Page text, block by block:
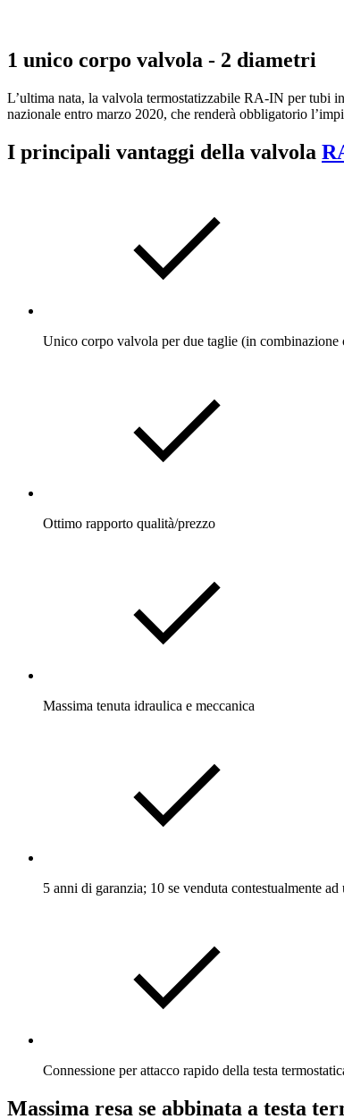
1 unico corpo valvola - 2 diametri
L’ultima nata, la valvola termostatizzabile RA-IN per tubi
nazionale entro marzo 2020, che renderà obbligatorio
I principali vantaggi della valvola
Unico corpo valvola per due taglie (in combinazione
Ottimo rapporto qualità/prezzo
Massima tenuta idraulica e meccanica
5 anni di garanzia; 10 se venduta contestualmente ad
Connessione per attacco rapido della testa
Massima resa se abbinata a testa